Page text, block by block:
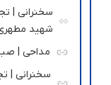
سخنرانی |
شهید
مداحی | صبح
سخنرانی |